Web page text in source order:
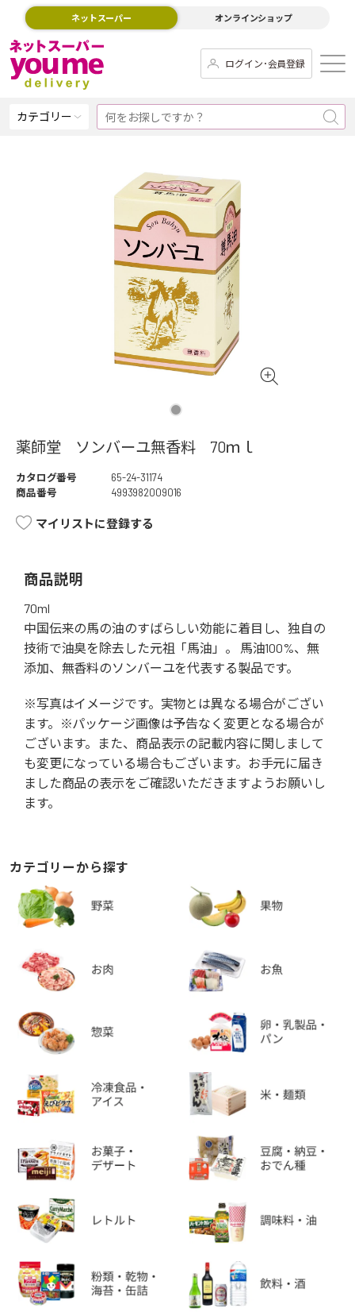
ネットスーパー オンラインショップ
ログイン･会員登録
カテゴリー
薬師堂 ソンバーユ無香料 70ｍｌ
カタログ番号
65-24-31174
商品番号
4993982009016
マイリストに登録する
商品説明
70ml
中国伝来の馬の油のすばらしい効能に着目し、独自の
技術で油臭を除去した元祖「馬油」。 馬油100%、無
添加、無香料のソンバーユを代表する製品です。
※写真はイメージです。実物とは異なる場合がござい
ます。※パッケージ画像は予告なく変更となる場合が
ございます。また、商品表示の記載内容に関しまして
も変更になっている場合もございます。お手元に届き
ました商品の表示をご確認いただきますようお願いし
ます。
カテゴリーから探す